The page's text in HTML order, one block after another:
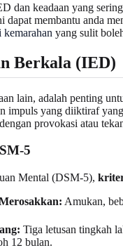
dan keadaan yang
membantu anda
yang sulit
Berkala (IED)
lain, adalah penting
impuls yang diiktiraf
provokasi atau
5
Mental (DSM-5),
Amukan,
Tiga letusan tingkah
12 bulan.